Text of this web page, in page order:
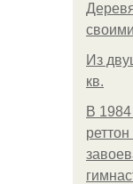
Из
кв.
В